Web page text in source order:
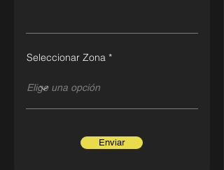
Seleccionar Zona
Enviar